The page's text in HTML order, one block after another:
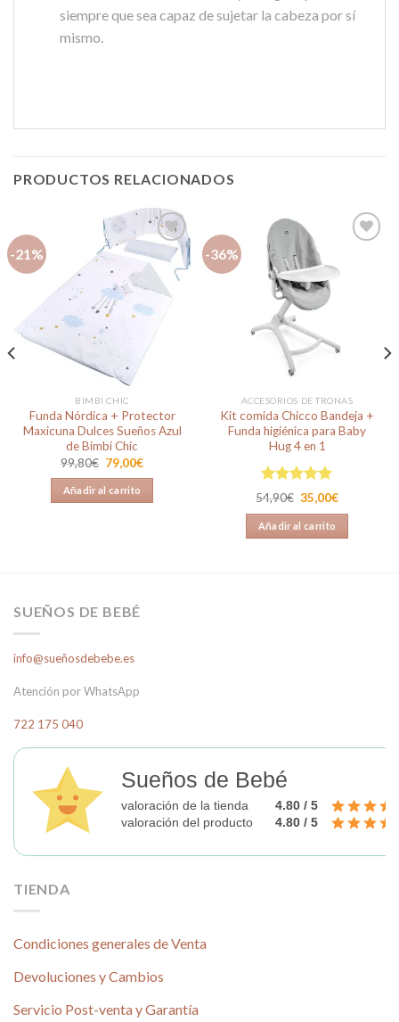
siempre que sea capaz de sujetar la cabeza por sí
mismo.
PRODUCTOS RELACIONADOS
-21%
Añadir
a la
lista de
BIMBI CHIC
Funda Nórdica + Protector
Maxicuna Dulces Sueños Azul
de Bimbi Chic
99,80€ El
precio
original
era:
99,80€.
79,00€El
79,00€.
Añadir al carrito
-36%
ACCESORIOS DE TRONAS
Kit comida Chicco Bandeja +
Funda higiénica para Baby
Hug 4 en 1
Valorado en
5.00
de 5
54,90€ El
precio
original
era:
54,90€.
35,00€El
35,00€.
Añadir al carrito
SUEÑOS DE BEBÉ
info@sueñosdebebe.es
Atención por WhatsApp
722 175 040
Sueños de Bebé
valoración de la tienda
4.80 / 5
valoración del producto
4.80 / 5
TIENDA
Condiciones generales de Venta
Devoluciones y Cambios
Servicio Post-venta y Garantía